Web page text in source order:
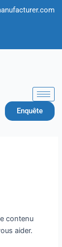
Enquête
contenu
aider.